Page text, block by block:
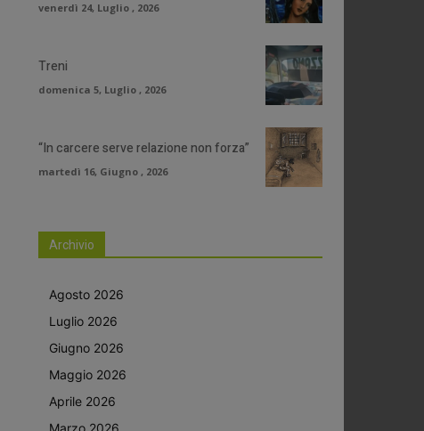
venerdì 24, Luglio , 2026
Treni
domenica 5, Luglio , 2026
“In carcere serve relazione non forza”
martedì 16, Giugno , 2026
Archivio
Agosto 2026
Luglio 2026
Giugno 2026
Maggio 2026
Aprile 2026
Marzo 2026